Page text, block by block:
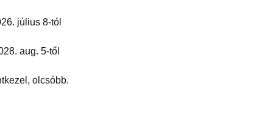
július 8-tól
aug. 5-től
olcsóbb.